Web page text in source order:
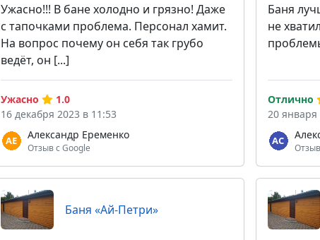
Ужасно!!! В бане холодно и грязно! Даже
с тапочками проблема. Персонал хамит.
На вопрос почему он себя так грубо
ведёт, он [...]
Александр Еременко
Отзыв с Google
Ужасно
1.0
16 декабря 2023 в 11:53
Баня
не
Отлично
20 января
Баня «Ай-Петри»